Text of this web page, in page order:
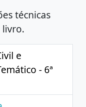
técnicas
livro.
e
- 6ª